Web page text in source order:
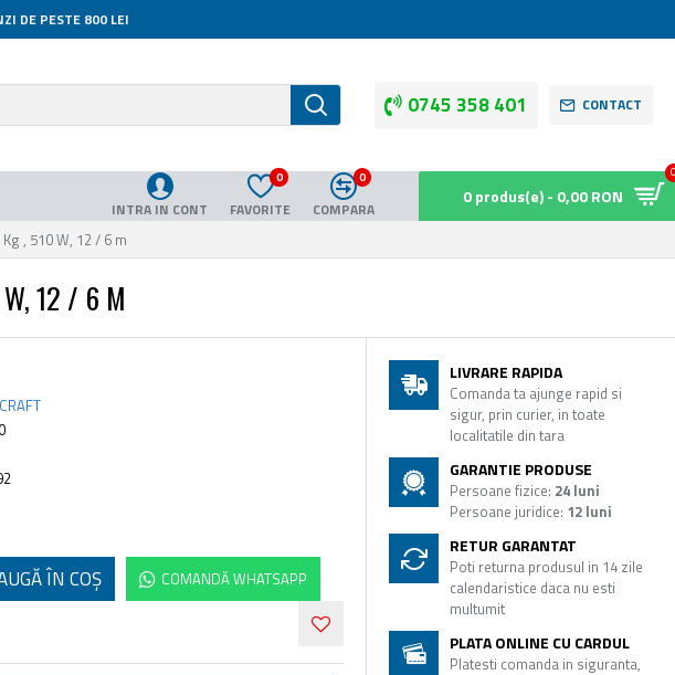
DE PESTE 800 LEI
0745 358 401 CONTACT
INTRA IN CONT FAVORITE
0
COMPARA
0
0 produs(e) - 0,00 RON
, 510 W, 12 / 6 m
W, 12 / 6 M
ÎN COŞ COMANDĂ WHATSAPP
LIVRARE RAPIDA
Comanda ta ajunge rapid si
sigur, prin curier, in toate
localitatile din tara
GARANTIE PRODUSE
Persoane fizice: 24 luni
Persoane juridice: 12 luni
RETUR GARANTAT
Poti returna produsul in 14 zile
calendaristice daca nu esti
multumit
PLATA ONLINE CU CARDUL
Platesti comanda in siguranta,